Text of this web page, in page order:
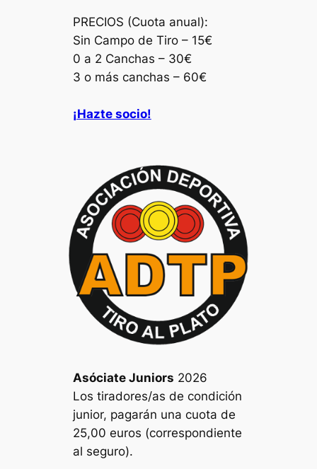
PRECIOS (Cuota anual):
Sin Campo de Tiro – 15€
0 a 2 Canchas – 30€
3 o más canchas – 60€
¡Hazte socio!
Asóciate Juniors 2026
Los tiradores/as de condición
junior, pagarán una cuota de
25,00 euros (correspondiente
al seguro).